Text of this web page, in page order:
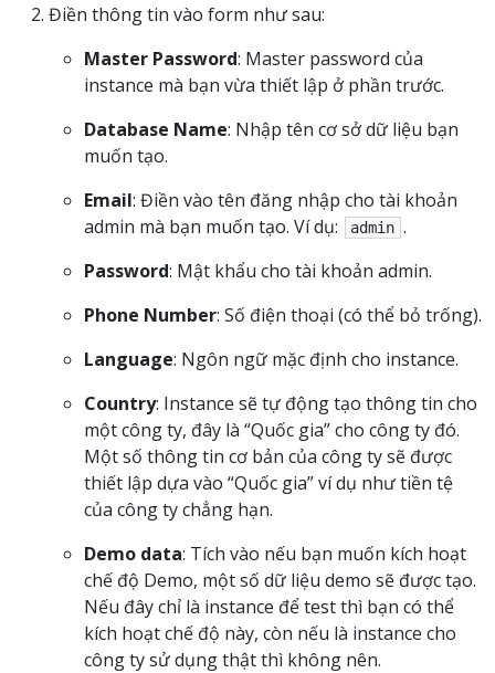
Điền thông tin vào form như sau:
Master Password: Master password của
instance mà bạn vừa thiết lập ở phần trước.
Database Name: Nhập tên cơ sở dữ liệu bạn
muốn tạo.
Email: Điền vào tên đăng nhập cho tài khoản
admin mà bạn muốn tạo. Ví dụ:
admin .
Password: Mật khẩu cho tài khoản admin.
Phone Number: Số điện thoại (có thể bỏ trống).
Language: Ngôn ngữ mặc định cho instance.
Country: Instance sẽ tự động tạo thông tin cho
một công ty, đây là “Quốc gia” cho công ty đó.
Một số thông tin cơ bản của công ty sẽ được
thiết lập dựa vào “Quốc gia” ví dụ như tiền tệ
của công ty chẳng hạn.
Demo data: Tích vào nếu bạn muốn kích hoạt
chế độ Demo, một số dữ liệu demo sẽ được tạo.
Nếu đây chỉ là instance để test thì bạn có thể
kích hoạt chế độ này, còn nếu là instance cho
công ty sử dụng thật thì không nên.